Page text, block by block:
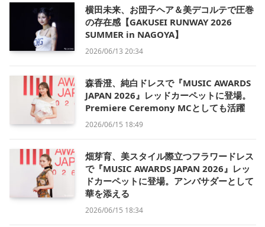
横田未来、お団子ヘア＆美デコルテで圧巻
の存在感【GAKUSEI RUNWAY 2026
SUMMER in NAGOYA】
2026/06/13 20:34
森香澄、純白ドレスで『MUSIC AWARDS
JAPAN 2026』レッドカーペットに登場。
Premiere Ceremony MCとしても活躍
2026/06/15 18:49
畑芽育、美スタイル際立つフラワードレス
で『MUSIC AWARDS JAPAN 2026』レッ
ドカーペットに登場。アンバサダーとして
華を添える
2026/06/15 18:34